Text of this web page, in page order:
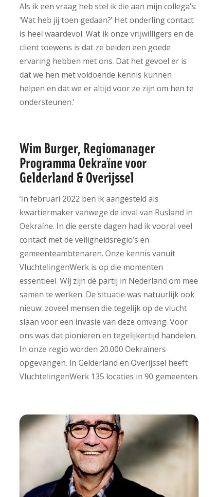
Als ik een vraag heb stel ik die aan mijn collega’s:
‘Wat heb jij toen gedaan?’ Het onderling contact
is heel waardevol. Wat ik onze vrijwilligers en de
client toewens is dat ze beiden een goede
ervaring hebben met ons. Dat het gevoel er is
dat we hen met voldoende kennis kunnen
helpen en dat we er altijd voor ze zijn om hen te
ondersteunen.'
Wim Burger, Regiomanager
Programma Oekraïne voor
Gelderland & Overijssel
‘In februari 2022 ben ik aangesteld als
kwartiermaker vanwege de inval van Rusland in
Oekraïne. In die eerste dagen had ik vooral veel
contact met de veiligheidsregio’s en
gemeenteambtenaren. Onze kennis vanuit
VluchtelingenWerk is op die momenten
essentieel. Wij zijn dé partij in Nederland om mee
samen te werken. De situatie was natuurlijk ook
nieuw: zoveel mensen die tegelijk op de vlucht
slaan voor een invasie van deze omvang. Voor
ons was dat pionieren en tegelijkertijd handelen.
In onze regio worden 20.000 Oekraïners
opgevangen. In Gelderland en Overijssel heeft
VluchtelingenWerk 135 locaties in 90 gemeenten.